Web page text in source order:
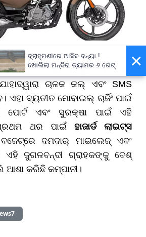
ମଧ୍ୟ ବାଇକ୍‌ଟି ବେଶ୍ ଆଗରେ।
ସହ ସମ୍ପୂର୍ଣ୍ଣ ଡିଜିଟାଲ୍
ଚାଳକ କଲ୍ ଏବଂ SMS
ଏହା ବ୍ୟତୀତ ମୋବାଇଲ୍ ଚାର୍ଜିଂ ପାଇଁ
ପୋର୍ଟ ଏବଂ ସୁରକ୍ଷା ପାଇଁ ଏହି
ଥର ପାଇଁ ହାଜାର୍ଡ
ଲାଇଟ୍ସ
ଦମଦାର୍ ମାଇଲେଜ୍ ଏବଂ
ଏହି ଜୁଗଳବନ୍ଦୀ ଗ୍ରାହକଙ୍କୁ ବେଶ୍
କରିଛି କମ୍ପାନୀ।
×
ବ୍ରାହ୍ମଣୀରେ ଆସିବ ବନ୍ୟା !
ଖୋଲିଲା ମନ୍ଦିରା ଡ୍ୟାମର ୬ ଗେଟ୍